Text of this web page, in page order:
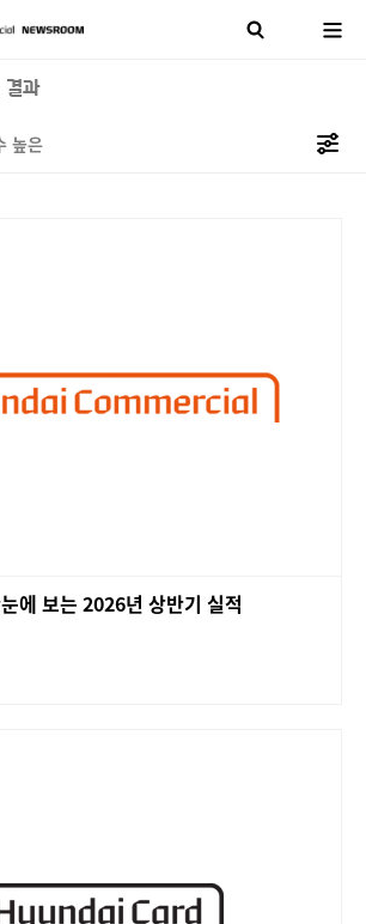
결과
높은
에 보는 2026년 상반기 실적